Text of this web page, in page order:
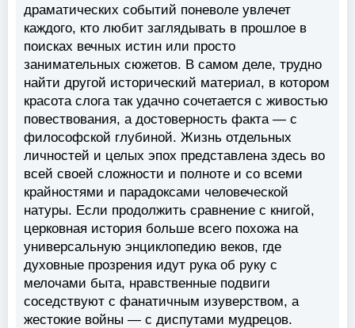
драматических событий поневоле увлечет
каждого, кто любит заглядывать в прошлое в
поисках вечных истин или просто
занимательных сюжетов. В самом деле, трудно
найти другой исторический материал, в котором
красота слога так удачно сочетается с живостью
повествования, а достоверность факта — с
философской глубиной. Жизнь отдельных
личностей и целых эпох представлена здесь во
всей своей сложности и полноте и со всеми
крайностями и парадоксами человеческой
натуры. Если продолжить сравнение с книгой,
церковная история больше всего похожа на
универсальную энциклопедию веков, где
духовные прозрения идут рука об руку с
мелочами быта, нравственные подвиги
соседствуют с фанатичным изуверством, а
жестокие войны — с диспутами мудрецов.